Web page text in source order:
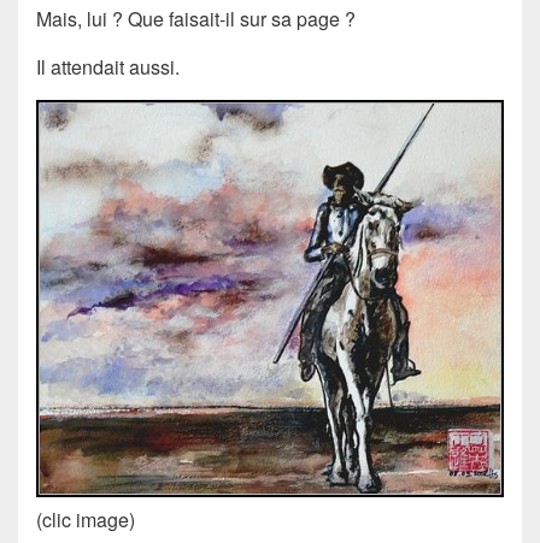
Mais, lui ? Que faisait-il sur sa page ?
Il attendait aussi.
(clic image)